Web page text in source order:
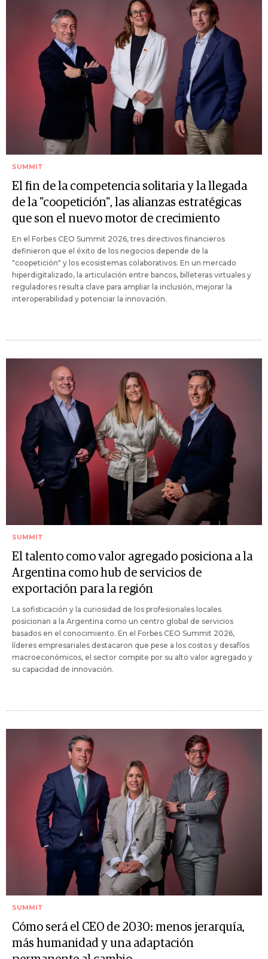
SUMMIT
El fin de la competencia solitaria y la llegada
de la "coopetición", las alianzas estratégicas
que son el nuevo motor de crecimiento
En el Forbes CEO Summit 2026, tres directivos financieros
definieron que el éxito de los negocios depende de la
"coopetición" y los ecosistemas colaborativos. En un mercado
hiperdigitalizado, la articulación entre bancos, billeteras virtuales y
reguladores resulta clave para ampliar la inclusión, mejorar la
interoperabilidad y potenciar la innovación.
SUMMIT
El talento como valor agregado posiciona a la
Argentina como hub de servicios de
exportación para la región
La sofisticación y la curiosidad de los profesionales locales
posicionan a la Argentina como un centro global de servicios
basados en el conocimiento. En el Forbes CEO Summit 2026,
líderes empresariales destacaron que pese a los costos y desafíos
macroeconómicos, el sector compite por su alto valor agregado y
su capacidad de innovación.
SUMMIT
Cómo será el CEO de 2030: menos jerarquía,
más humanidad y una adaptación